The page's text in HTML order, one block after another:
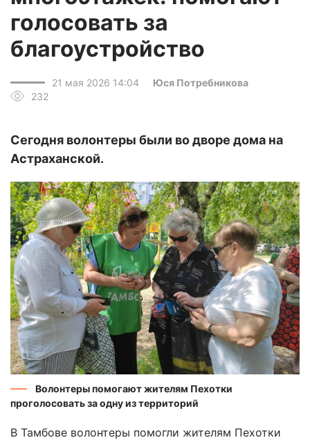
голосовать за
благоустройство
21 мая 2026 14:04
Юся Потребникова
232
Сегодня волонтеры были во дворе дома на
Астраханской.
Волонтеры помогают жителям Пехотки
проголосовать за одну из территорий
В Тамбове волонтеры помогли жителям Пехотки